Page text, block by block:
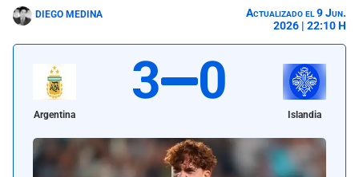
DIEGO MEDINA
Actualizado el 9 Jun.
2026 | 22:10 H
Argentina
3 0
Islandia